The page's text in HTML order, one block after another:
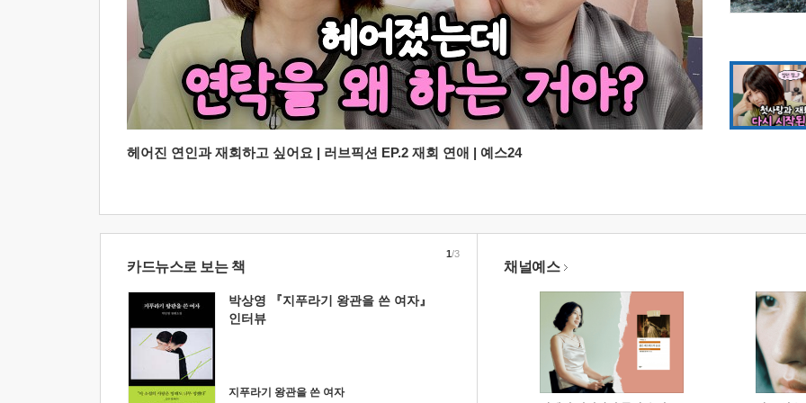
헤어진 연인과 재회하고 싶어요 | 러브픽션 EP.2 재회 연애 | 예스24
카드뉴스로 보는 책
박상영 『지푸라기 왕관을 쓴 여자』
인터뷰
지푸라기 왕관을 쓴 여자
1/3
채널예스